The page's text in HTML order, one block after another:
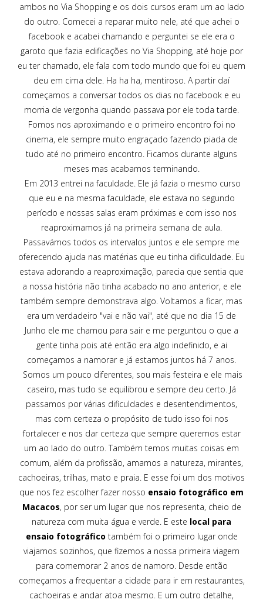
ambos no Via Shopping e os dois cursos eram um ao lado
do outro. Comecei a reparar muito nele, até que achei o
facebook e acabei chamando e perguntei se ele era o
garoto que fazia edificações no Via Shopping, até hoje por
eu ter chamado, ele fala com todo mundo que foi eu quem
deu em cima dele. Ha ha ha, mentiroso. A partir daí
começamos a conversar todos os dias no facebook e eu
morria de vergonha quando passava por ele toda tarde.
Fomos nos aproximando e o primeiro encontro foi no
cinema, ele sempre muito engraçado fazendo piada de
tudo até no primeiro encontro. Ficamos durante alguns
meses mas acabamos terminando.
Em 2013 entrei na faculdade. Ele já fazia o mesmo curso
que eu e na mesma faculdade, ele estava no segundo
período e nossas salas eram próximas e com isso nos
reaproximamos já na primeira semana de aula.
Passavámos todos os intervalos juntos e ele sempre me
oferecendo ajuda nas matérias que eu tinha dificuldade. Eu
estava adorando a reaproximação, parecia que sentia que
a nossa história não tinha acabado no ano anterior, e ele
também sempre demonstrava algo. Voltamos a ficar, mas
era um verdadeiro "vai e não vai", até que no dia 15 de
Junho ele me chamou para sair e me perguntou o que a
gente tinha pois até então era algo indefinido, e ai
começamos a namorar e já estamos juntos há 7 anos.
Somos um pouco diferentes, sou mais festeira e ele mais
caseiro, mas tudo se equilibrou e sempre deu certo. Já
passamos por várias dificuldades e desentendimentos,
mas com certeza o propósito de tudo isso foi nos
fortalecer e nos dar certeza que sempre queremos estar
um ao lado do outro. Também temos muitas coisas em
comum, além da profissão, amamos a natureza, mirantes,
cachoeiras, trilhas, mato e praia. E esse foi um dos motivos
que nos fez escolher fazer nosso ensaio fotográfico em
Macacos, por ser um lugar que nos representa, cheio de
natureza com muita água e verde. E este local para
ensaio fotográfico também foi o primeiro lugar onde
viajamos sozinhos, que fizemos a nossa primeira viagem
para comemorar 2 anos de namoro. Desde então
começamos a frequentar a cidade para ir em restaurantes,
cachoeiras e andar atoa mesmo. E um outro detalhe,